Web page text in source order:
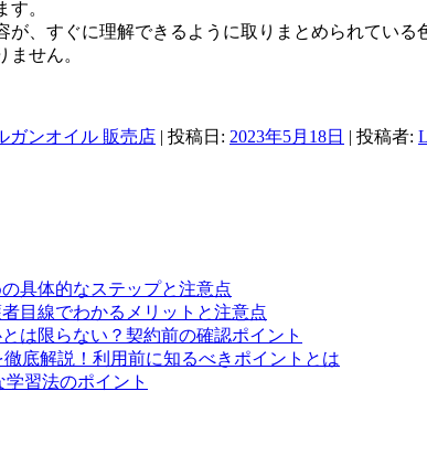
。
、すぐに理解できるように取りまとめられてい
せん。
ガンオイル 販売店 | 投稿日: 2023年5月18日 | 投稿者:
具体的なステップと注意点
目線でわかるメリットと注意点
は限らない？契約前の確認ポイント
底解説！利用前に知るべきポイントとは
習法のポイント